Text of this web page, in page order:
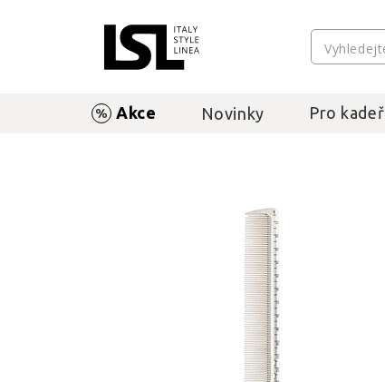
Akce Novinky Pro